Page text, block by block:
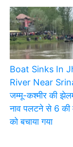
Boat Sinks In
River Near
जम्मू-कश्मीर की
नाव पलटने से 6 की
को बचाया गया